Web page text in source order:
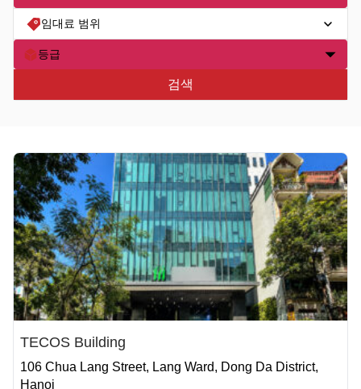
임대료 범위
등급
검색
TECOS Building
106 Chua Lang Street, Lang Ward, Dong Da District,
Hanoi